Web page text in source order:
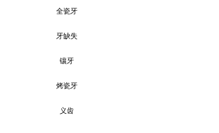
全瓷牙
牙缺失
镶牙
烤瓷牙
义齿